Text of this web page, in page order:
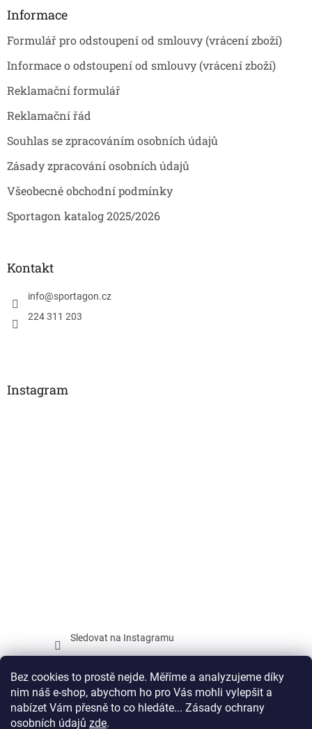
Bez cookies to prostě nejde. Měříme a analyzujeme díky
nim náš e-shop, abychom ho pro Vás mohli vylepšit a
nabízet Vám přesně to co hledáte... Zásady ochrany
osobních údajů zde.
Informace
Formulář pro odstoupení od smlouvy (vrácení zboží)
Informace o odstoupení od smlouvy (vrácení zboží)
Reklamační formulář
Reklamační řád
Souhlas se zpracováním osobních údajů
Zásady zpracování osobních údajů
Všeobecné obchodní podmínky
Sportagon katalog 2025/2026
Kontakt
info@sportagon.cz
224 311 203
Instagram
Sledovat na Instagramu
Facebook